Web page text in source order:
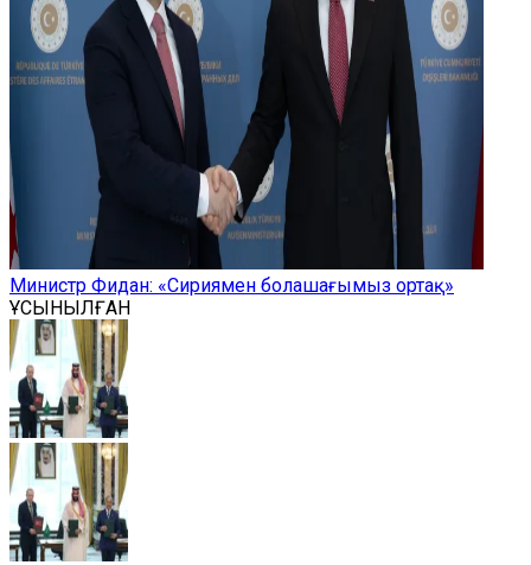
Министр Фидан: «Сириямен болашағымыз ортақ»
ҰСЫНЫЛҒАН